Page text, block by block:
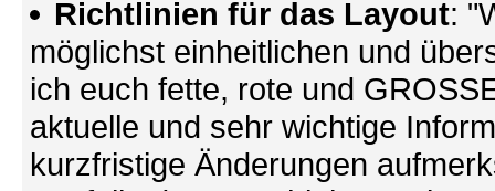
Richtlinien für das Layout:
möglichst einheitlichen und
ich euch fette, rote und
aktuelle und sehr wichtige
kurzfristige Änderungen